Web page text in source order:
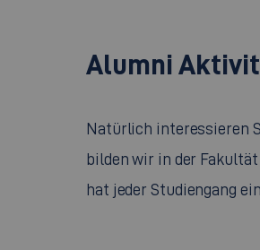
Alumni
Natürlich interessieren
bilden wir in der Fakultät
hat jeder Studiengang